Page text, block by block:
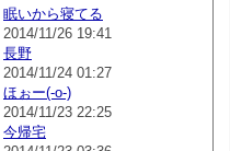
眠いから寝てる
2014/11/26 19:41
長野
2014/11/24 01:27
ほぉー(-o-)
2014/11/23 22:25
今帰宅